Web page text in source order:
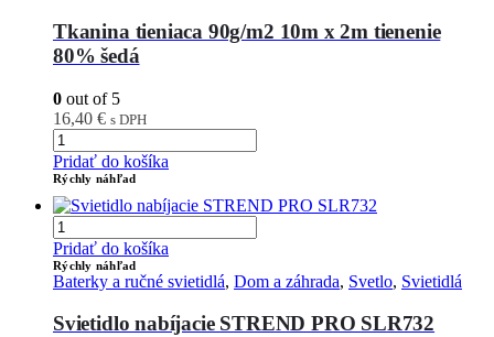
Tkanina tieniaca 90g/m2 10m x 2m tienenie
80% šedá
0 out of 5
16,40 € s DPH
Pridať do košíka
Rýchly náhľad
Pridať do košíka
Rýchly náhľad
Baterky a ručné svietidlá, Dom a záhrada, Svetlo, Svietidlá
Svietidlo nabíjacie STREND PRO SLR732